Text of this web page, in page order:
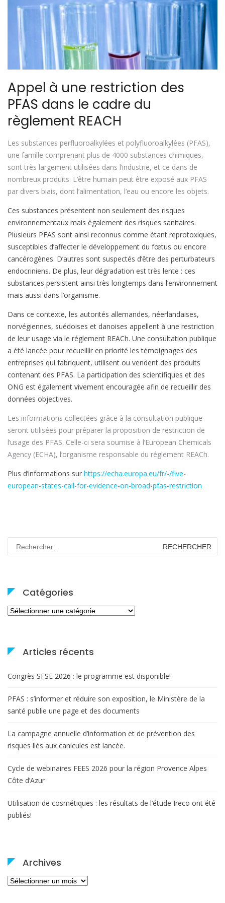
Appel à une restriction des
PFAS dans le cadre du
règlement REACH
Les substances perfluoroalkylées et polyfluoroalkylées (PFAS),
une famille comprenant plus de 4000 substances chimiques,
sont très largement utilisées dans l’industrie, et ce dans de
nombreux produits. L’être humain peut être exposé aux PFAS
par divers biais, dont l’alimentation, l’eau ou encore les objets.
Ces substances présentent non seulement des risques
environnementaux mais également des risques sanitaires.
Plusieurs PFAS sont ainsi reconnus comme étant reprotoxiques,
susceptibles d’affecter le développement du fœtus ou encore
cancérogènes. D’autres sont suspectés d’être des perturbateurs
endocriniens. De plus, leur dégradation est très lente : ces
substances persistent ainsi très longtemps dans l’environnement
mais aussi dans l’organisme.
Dans ce contexte, les autorités allemandes, néerlandaises,
norvégiennes, suédoises et danoises appellent à une restriction
de leur usage via le réglement REACh. Une consultation publique
a été lancée pour recueillir en priorité les témoignages des
entreprises qui fabriquent, utilisent ou vendent des produits
contenant des PFAS. La participation des scientifiques et des
ONG est également vivement encouragée afin de recueillir des
données objectives.
Les informations collectées grâce à la consultation publique
seront utilisées pour préparer la proposition de restriction de
l’usage des PFAS. Celle-ci sera soumise à l’European Chemicals
Agency (ECHA), l’organisme responsable du réglement REACh.
Plus d’informations sur https://echa.europa.eu/fr/-/five-
european-states-call-for-evidence-on-broad-pfas-restriction
Catégories
Catégories
Articles récents
Congrès SFSE 2026 : le programme est disponible!
PFAS : s’informer et réduire son exposition, le Ministère de la
santé publie une page et des documents
La campagne annuelle d’information et de prévention des
risques liés aux canicules est lancée.
Cycle de webinaires FEES 2026 pour la région Provence Alpes
Côte d’Azur
Utilisation de cosmétiques : les résultats de l’étude Ireco ont été
publiés!
Archives
Archives